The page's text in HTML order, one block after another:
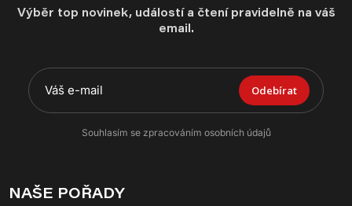
Výběr top novinek, událostí a čtení pravidelně na váš
email.
Odebírat
Souhlasím se zpracováním osobních údajů
NAŠE POŘADY